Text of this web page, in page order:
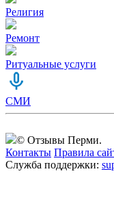
Религия
Ремонт
Ритуальные услуги
СМИ
© Отзывы Перми.
Контакты Правила
Служба поддержки: